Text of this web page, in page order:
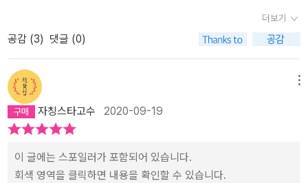
더보기
공감 (3) 댓글 (0)
자칭스타고수 2020-09-19
이 글에는 스포일러가 포함되어 있습니다.
회색 영역을 클릭하면 내용을 확인할 수 있습니다.